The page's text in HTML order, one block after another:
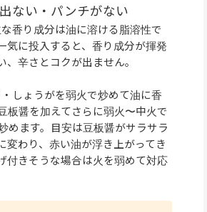
ない・パンチがない
香り成分は油に溶ける脂溶性で
気に投入すると、香り成分が揮発
、辛さとコクが出ません。
しょうがを弱火で炒めて油に香
板醤を加えてさらに弱火〜中火で
めます。目安は豆板醤がサラサラ
変わり、赤い油が浮き上がってき
付きそうな場合は火を弱めて対応